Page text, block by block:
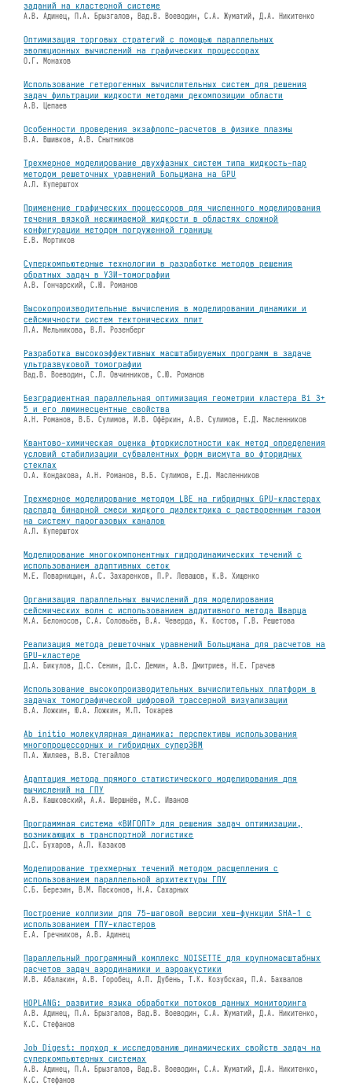
заданий на кластерной системе
А.В. Адинец, П.А. Брызгалов, Вад.В. Воеводин, С.А. Жуматий, Д.А. Никитенко
Оптимизация торговых стратегий с помощью параллельных
эволюционных вычислений на графических процессорах
О.Г. Монахов
Использование гетерогенных вычислительных систем для решения
задач фильтрации жидкости методами декомпозиции области
А.В. Цепаев
Особенности проведения экзафлопс-расчетов в физике плазмы
В.А. Вшивков, А.В. Снытников
Трехмерное моделирование двухфазных систем типа жидкость-пар
методом решеточных уравнений Больцмана на GPU
А.Л. Куперштох
Применение графических процессоров для численного моделирования
течения вязкой несжимаемой жидкости в областях сложной
конфигурации методом погруженной границы
Е.В. Мортиков
Суперкомпьютерные технологии в разработке методов решения
обратных задач в УЗИ-томографии
А.В. Гончарский, С.Ю. Романов
Высокопроизводительные вычисления в моделировании динамики и
сейсмичности систем тектонических плит
Л.А. Мельникова, В.Л. Розенберг
Разработка высокоэффективных масштабируемых программ в задаче
ультразвуковой томографии
Вад.В. Воеводин, С.Л. Овчинников, С.Ю. Романов
Безградиентная параллельная оптимизация геометрии кластера Bi 3+
5 и его люминесцентные свойства
А.Н. Романов, В.Б. Сулимов, И.В. Офёркин, А.В. Сулимов, Е.Д. Масленников
Квантово-химическая оценка фторкислотности как метод определения
условий стабилизации субвалентных форм висмута во фторидных
стеклах
О.А. Кондакова, А.Н. Романов, В.Б. Сулимов, Е.Д. Масленников
Трехмерное моделирование методом LBE на гибридных GPU-кластерах
распада бинарной смеси жидкого диэлектрика с растворенным газом
на систему парогазовых каналов
А.Л. Куперштох
Моделирование многокомпонентных гидродинамических течений с
использованием адаптивных сеток
М.Е. Поварницын, А.С. Захаренков, П.Р. Левашов, К.В. Хищенко
Организация параллельных вычислений для моделирования
сейсмических волн с использованием аддитивного метода Шварца
М.А. Белоносов, С.А. Соловьёв, В.А. Чеверда, К. Костов, Г.В. Решетова
Реализация метода решеточных уравнений Больцмана для расчетов на
GPU-кластере
Д.А. Бикулов, Д.С. Сенин, Д.С. Демин, А.В. Дмитриев, Н.Е. Грачев
Использование высокопроизводительных вычислительных платформ в
задачах томографической цифровой трассерной визуализации
В.А. Ложкин, Ю.А. Ложкин, М.П. Токарев
Ab initio молекулярная динамика: перспективы использования
многопроцессорных и гибридных суперЭВМ
П.А. Жиляев, В.В. Стегайлов
Адаптация метода прямого статистического моделирования для
вычислений на ГПУ
А.В. Кашковский, А.А. Шершнёв, М.С. Иванов
Программная система «ВИГОЛТ» для решения задач оптимизации,
возникающих в транспортной логистике
Д.С. Бухаров, А.Л. Казаков
Моделирование трехмерных течений методом расщепления с
использованием параллельной архитектуры ГПУ
С.Б. Березин, В.М. Пасконов, Н.А. Сахарных
Построение коллизии для 75-шаговой версии хеш-функции SHA-1 с
использованием ГПУ-кластеров
Е.А. Гречников, А.В. Адинец
Параллельный программный комплекс NOISETTE для крупномасштабных
расчетов задач аэродинамики и аэроакустики
И.В. Абалакин, А.В. Горобец, А.П. Дубень, Т.К. Козубская, П.А. Бахвалов
HOPLANG: развитие языка обработки потоков данных мониторинга
А.В. Адинец, П.А. Брызгалов, Вад.В. Воеводин, С.А. Жуматий, Д.А. Никитенко,
К.С. Стефанов
Job Digest: подход к исследованию динамических свойств задач на
суперкомпьютерных системах
А.В. Адинец, П.А. Брызгалов, Вад.В. Воеводин, С.А. Жуматий, Д.А. Никитенко,
К.С. Стефанов